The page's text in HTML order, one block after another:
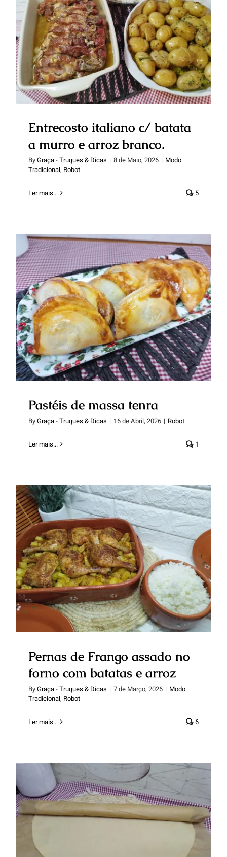
Entrecosto italiano c/ batata a
murro e arroz branco.
Entrecosto italiano c/ batata
a murro e arroz branco.
ByGraça - Truques & Dicas | 8 de Maio, 2026 | Modo
Tradicional, Robot
Ler mais... 5
Pastéis de massa tenra
Pastéis de massa tenra
ByGraça - Truques & Dicas | 16 de Abril, 2026 | Robot
Ler mais... 1
Pernas de Frango assado no
forno com batatas e arroz
Pernas de Frango assado no
forno com batatas e arroz
ByGraça - Truques & Dicas | 7 de Março, 2026 | Modo
Tradicional, Robot
Ler mais... 6